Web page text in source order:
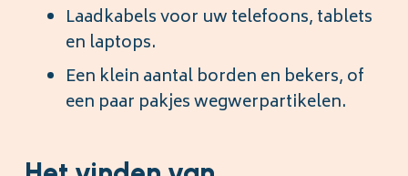
Laadkabels voor uw telefoons, tablets
en laptops.
Een klein aantal borden en bekers, of
een paar pakjes wegwerpartikelen.